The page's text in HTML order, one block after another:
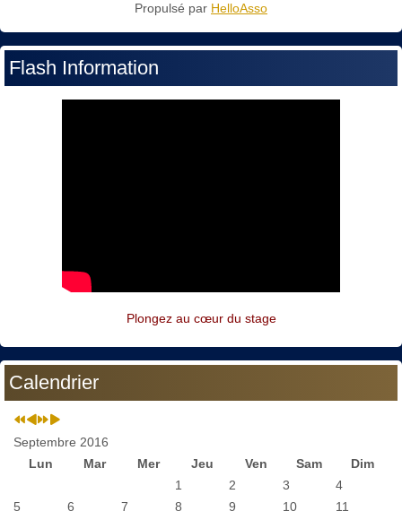
Propulsé par HelloAsso
Flash Information
Plongez au cœur du stage
Calendrier
Septembre 2016
Lun
Mar Mer Jeu Ven Sam
Dim
1
2 3
4
5
6 7 8 9 10
11